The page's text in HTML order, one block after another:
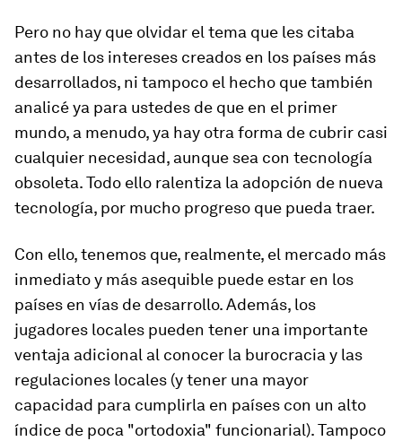
Pero no hay que olvidar el tema que les citaba
antes de los intereses creados en los países más
desarrollados, ni tampoco el hecho que también
analicé ya para ustedes de que en el primer
mundo, a menudo, ya hay otra forma de cubrir casi
cualquier necesidad, aunque sea con tecnología
obsoleta. Todo ello ralentiza la adopción de nueva
tecnología, por mucho progreso que pueda traer.
Con ello, tenemos que, realmente, el mercado más
inmediato y más asequible puede estar en los
países en vías de desarrollo. Además, los
jugadores locales pueden tener una importante
ventaja adicional al conocer la burocracia y las
regulaciones locales (y tener una mayor
capacidad para cumplirla en países con un alto
índice de poca "ortodoxia" funcionarial). Tampoco